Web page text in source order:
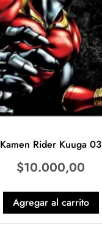
Kamen Rider Kuuga 03
$10.000,00
Agregar al carrito